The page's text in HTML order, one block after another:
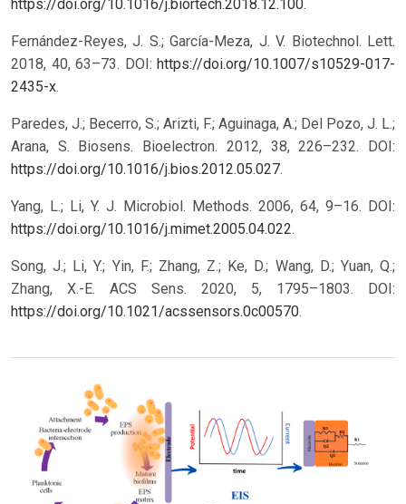
https://doi.org/10.1016/j.biortech.2018.12.100.
Fernández-Reyes, J. S.; García-Meza, J. V. Biotechnol. Lett.
2018, 40, 63–73. DOI: https://doi.org/10.1007/s10529-017-
2435-x.
Paredes, J.; Becerro, S.; Arizti, F.; Aguinaga, A.; Del Pozo, J. L.;
Arana, S. Biosens. Bioelectron. 2012, 38, 226–232. DOI:
https://doi.org/10.1016/j.bios.2012.05.027.
Yang, L.; Li, Y. J. Microbiol. Methods. 2006, 64, 9–16. DOI:
https://doi.org/10.1016/j.mimet.2005.04.022.
Song, J.; Li, Y.; Yin, F.; Zhang, Z.; Ke, D.; Wang, D.; Yuan, Q.;
Zhang, X.-E. ACS Sens. 2020, 5, 1795–1803. DOI:
https://doi.org/10.1021/acssensors.0c00570.